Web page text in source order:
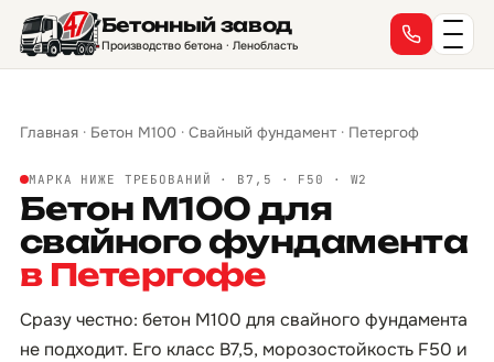
Бетонный завод
Производство бетона · Ленобласть
Главная · Бетон М100 · Свайный фундамент · Петергоф
МАРКА НИЖЕ ТРЕБОВАНИЙ · B7,5 · F50 · W2
Бетон М100 для
свайного фундамента
в Петергофе
Сразу честно: бетон М100 для свайного фундамента
не подходит. Его класс B7,5, морозостойкость F50 и